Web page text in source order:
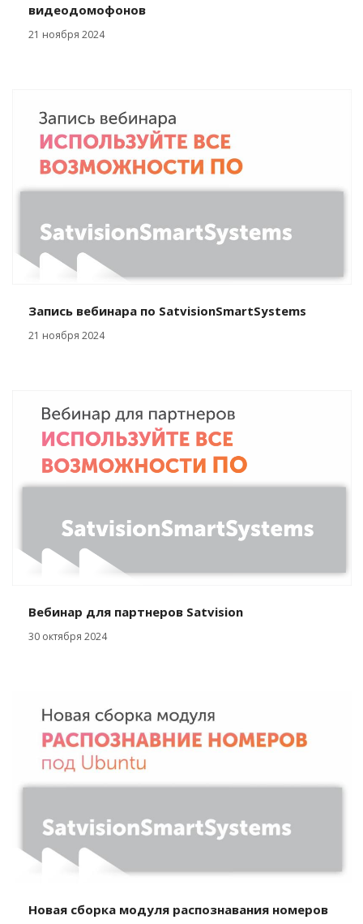
видеодомофонов
21 ноября 2024
Запись вебинара по SatvisionSmartSystems
21 ноября 2024
Вебинар для партнеров Satvision
30 октября 2024
Новая сборка модуля распознавания номеров